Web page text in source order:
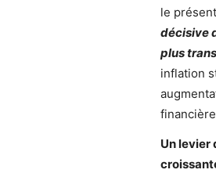
le
décisive
plus
inflation
Un levier